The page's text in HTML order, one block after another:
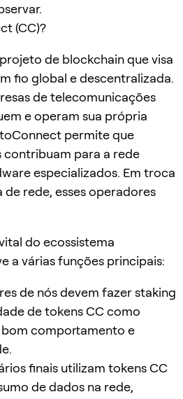
(CC)?
de blockchain que visa
fio global e descentralizada.
de telecomunicações
e operam sua própria
permite que
contribuam para a rede
especializados. Em troca
rede, esses operadores
do ecossistema
a várias funções principais:
de nós devem fazer staking
de tokens CC como
comportamento e
finais utilizam tokens CC
de dados na rede,